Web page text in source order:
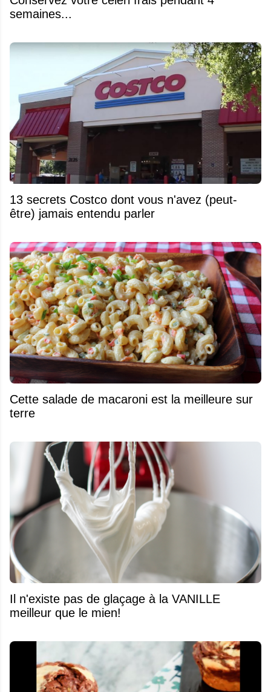
semaines...
13 secrets Costco dont vous n'avez (peut-
être) jamais entendu parler
Cette salade de macaroni est la meilleure sur
terre
Il n'existe pas de glaçage à la VANILLE
meilleur que le mien!